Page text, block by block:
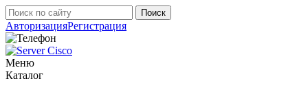
АвторизацияРегистрация
Меню
Каталог